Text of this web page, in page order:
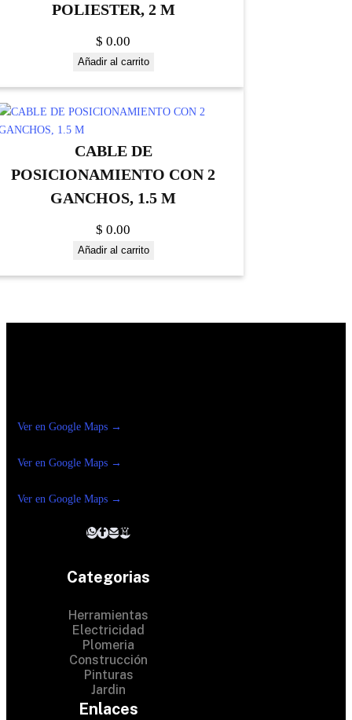
POLIESTER, 2 M
$ 0.00
Añadir al carrito
CABLE DE
POSICIONAMIENTO CON 2
GANCHOS, 1.5 M
$ 0.00
Añadir al carrito
Ver en Google Maps →
Ver en Google Maps →
Ver en Google Maps →
Categorias
Herramientas
Electricidad
Plomeria
Construcción
Pinturas
Jardin
Enlaces